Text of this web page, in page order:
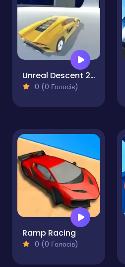
Unreal Descent 2 - Race
0 (0 Голосів)
Ramp Racing
0 (0 Голосів)